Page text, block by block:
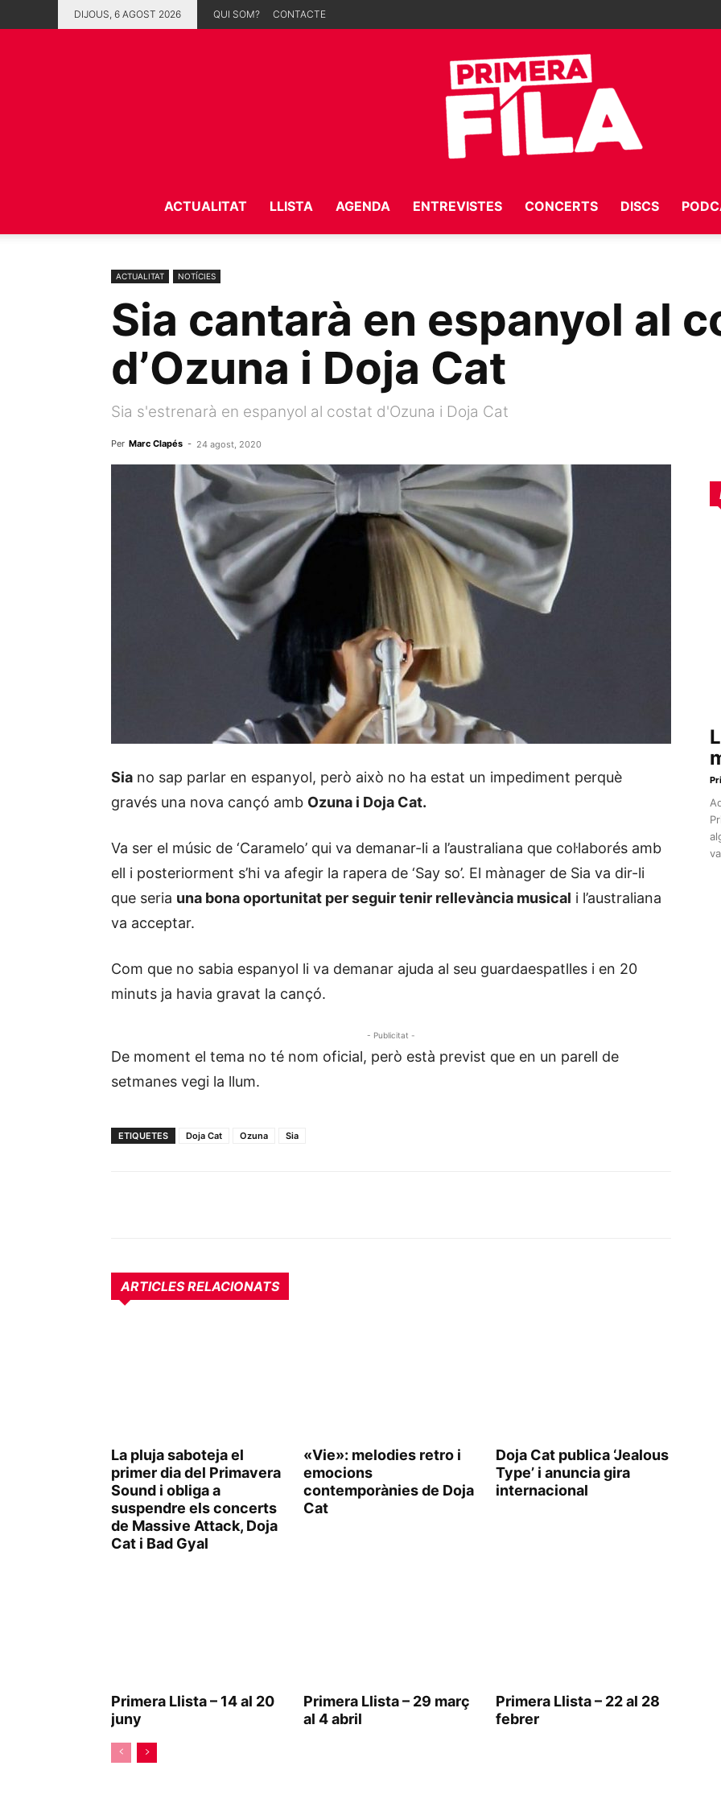
DIJOUS, 6 AGOST 2026 QUI SOM? CONTACTE
Fila
ACTUALITAT LLISTA AGENDA ENTREVISTES CONCERTS DISCS
ACTUALITAT NOTÍCIES
Sia cantarà en espanyol al
d’Ozuna i Doja Cat
Sia s'estrenarà en espanyol al costat d'Ozuna i Doja Cat
Per Marc Clapés - 24 agost, 2020
Sia no sap parlar en espanyol, però això no ha estat un impediment perquè
gravés una nova cançó amb Ozuna i Doja Cat.
Va ser el músic de ‘Caramelo’ qui va demanar-li a l’australiana que col·laborés amb
ell i posteriorment s’hi va afegir la rapera de ‘Say so’. El mànager de Sia va dir-li
que seria una bona oportunitat per seguir tenir rellevància musical i l’australiana
va acceptar.
Com que no sabia espanyol li va demanar ajuda al seu guardaespatlles i en 20
minuts ja havia gravat la cançó.
- Publicitat -
De moment el tema no té nom oficial, però està previst que en un parell de
setmanes vegi la llum.
ETIQUETES Doja Cat Ozuna Sia
ARTICLES RELACIONATS
La pluja saboteja el
primer dia del Primavera
Sound i obliga a
suspendre els concerts
de Massive Attack, Doja
Cat i Bad Gyal
«Vie»: melodies retro i
emocions
contemporànies de Doja
Cat
Doja Cat publica ‘Jealous
Type’ i anuncia gira
internacional
Primera Llista – 14 al 20
juny
Primera Llista – 29 març
al 4 abril
Primera Llista – 22 al 28
febrer